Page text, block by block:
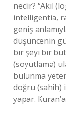
nedir? “Akıl
intelligentia,
geniş
düşüncenin
bir şeyi bir
(soyutlama)
bulunma
doğru (sahih)
yapar.